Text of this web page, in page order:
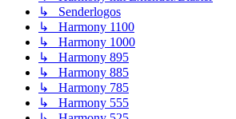
↳ Senderlogos
↳ Harmony 1100
↳ Harmony 1000
↳ Harmony 895
↳ Harmony 885
↳ Harmony 785
↳ Harmony 555